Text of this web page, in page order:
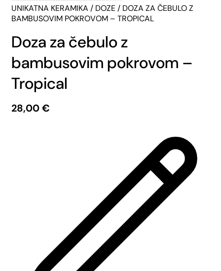
UNIKATNA KERAMIKA / DOZE / DOZA ZA ČEBULO Z
BAMBUSOVIM POKROVOM – TROPICAL
Doza za čebulo z
bambusovim pokrovom –
Tropical
28,00€